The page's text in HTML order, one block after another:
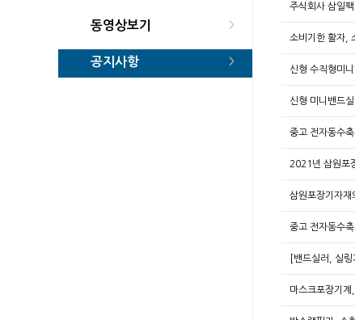
동영상보기 >
공지사항 >
주식회사 삼일
소비기한 활자,
신형 수직형미
신형 미니밴드
중고 전자동수
2021년 삼원포
삼원포장기자재
중고 전자동수
[밴드실러, 실
마스크포장기